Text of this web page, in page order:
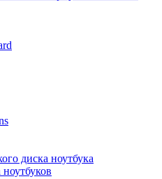
диска ноутбука